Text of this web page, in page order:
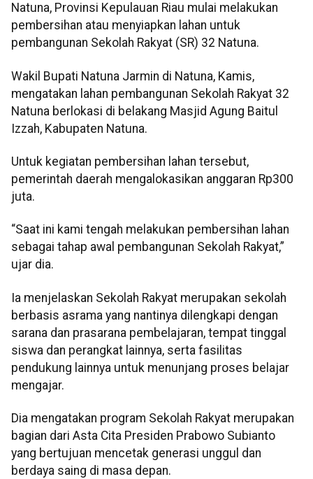
Natuna, Provinsi Kepulauan Riau mulai melakukan
pembersihan atau menyiapkan lahan untuk
pembangunan Sekolah Rakyat (SR) 32 Natuna.
Wakil Bupati Natuna Jarmin di Natuna, Kamis,
mengatakan lahan pembangunan Sekolah Rakyat 32
Natuna berlokasi di belakang Masjid Agung Baitul
Izzah, Kabupaten Natuna.
Untuk kegiatan pembersihan lahan tersebut,
pemerintah daerah mengalokasikan anggaran Rp300
juta.
“Saat ini kami tengah melakukan pembersihan lahan
sebagai tahap awal pembangunan Sekolah Rakyat,”
ujar dia.
Ia menjelaskan Sekolah Rakyat merupakan sekolah
berbasis asrama yang nantinya dilengkapi dengan
sarana dan prasarana pembelajaran, tempat tinggal
siswa dan perangkat lainnya, serta fasilitas
pendukung lainnya untuk menunjang proses belajar
mengajar.
Dia mengatakan program Sekolah Rakyat merupakan
bagian dari Asta Cita Presiden Prabowo Subianto
yang bertujuan mencetak generasi unggul dan
berdaya saing di masa depan.